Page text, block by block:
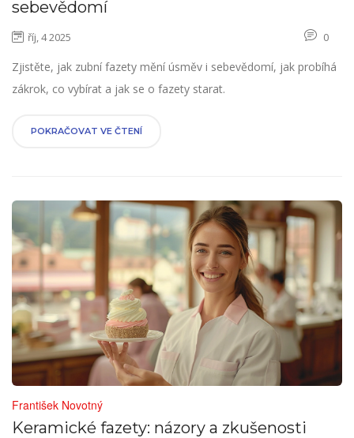
sebevědomí
říj, 4 2025 0
Zjistěte, jak zubní fazety mění úsměv i sebevědomí, jak probíhá
zákrok, co vybírat a jak se o fazety starat.
POKRAČOVAT VE ČTENÍ
František Novotný
Keramické fazety: názory a zkušenosti